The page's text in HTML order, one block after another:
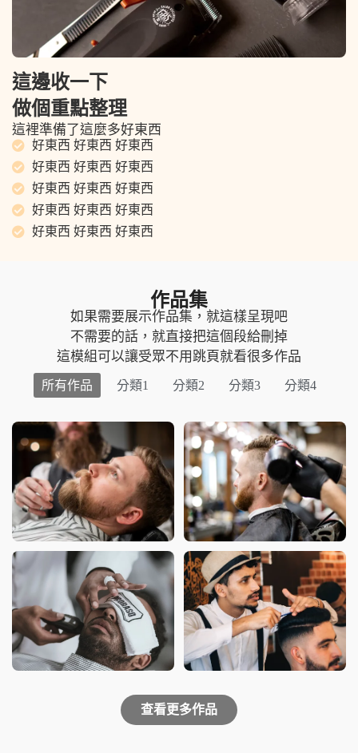
這邊收一下
做個重點整理
這裡準備了這麼多好東西
好東西 好東西 好東西
好東西 好東西 好東西
好東西 好東西 好東西
好東西 好東西 好東西
好東西 好東西 好東西
作品集
如果需要展示作品集，就這樣呈現吧
不需要的話，就直接把這個段給刪掉
這模組可以讓受眾不用跳頁就看很多作品
所有作品 分類1 分類2 分類3 分類4
查看更多作品